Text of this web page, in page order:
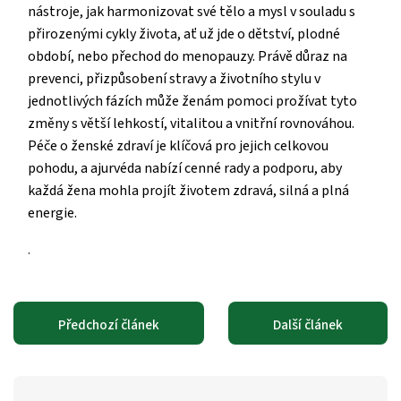
nástroje, jak harmonizovat své tělo a mysl v souladu s
přirozenými cykly života, ať už jde o dětství, plodné
období, nebo přechod do menopauzy. Právě důraz na
prevenci, přizpůsobení stravy a životního stylu v
jednotlivých fázích může ženám pomoci prožívat tyto
změny s větší lehkostí, vitalitou a vnitřní rovnováhou.
Péče o ženské zdraví je klíčová pro jejich celkovou
pohodu, a ajurvéda nabízí cenné rady a podporu, aby
každá žena mohla projít životem zdravá, silná a plná
energie.
.
Předchozí článek Další článek